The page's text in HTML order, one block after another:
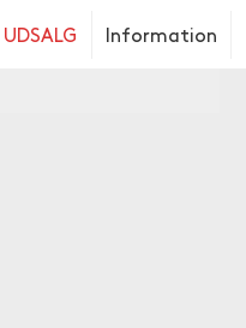
UDSALG Information